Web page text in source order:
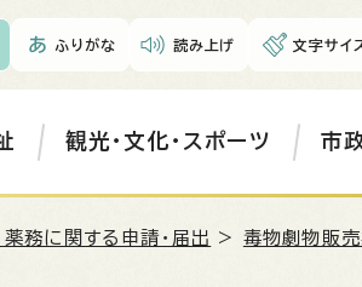
ふりがな 読み上げ 文字サイ
観光・文化・スポーツ 市
薬務に関する申請・届出 > 毒物劇物販